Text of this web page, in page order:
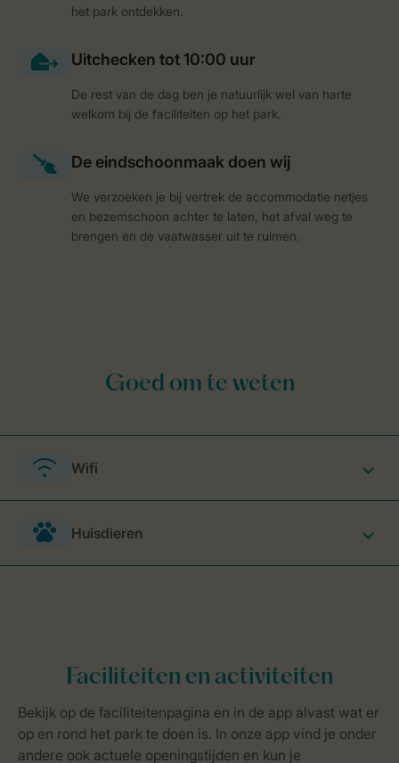
het park ontdekken.
De rest van de dag ben je natuurlijk wel van harte
welkom bij de faciliteiten op het park.
We verzoeken je bij vertrek de accommodatie netjes
en bezemschoon achter te laten, het afval weg te
brengen en de vaatwasser uit te ruimen.
Wifi
Huisdieren